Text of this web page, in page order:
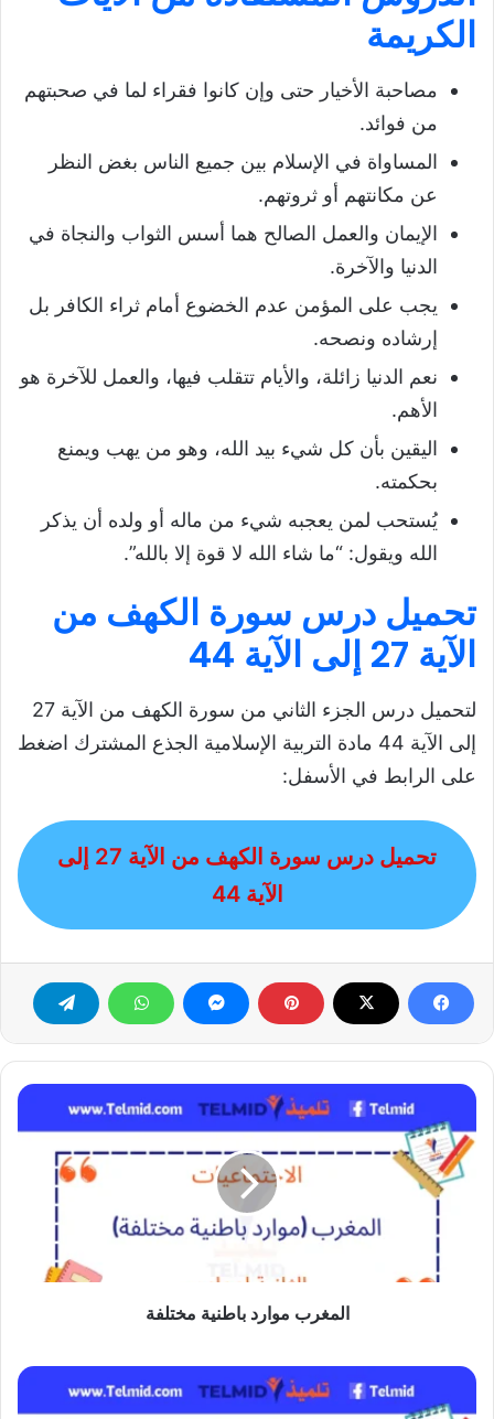
الكريمة
مصاحبة الأخيار حتى وإن كانوا فقراء لما في صحبتهم
من فوائد.
المساواة في الإسلام بين جميع الناس بغض النظر
عن مكانتهم أو ثروتهم.
الإيمان والعمل الصالح هما أسس الثواب والنجاة في
الدنيا والآخرة.
يجب على المؤمن عدم الخضوع أمام ثراء الكافر بل
إرشاده ونصحه.
نعم الدنيا زائلة، والأيام تتقلب فيها، والعمل للآخرة هو
الأهم.
اليقين بأن كل شيء بيد الله، وهو من يهب ويمنع
بحكمته.
يُستحب لمن يعجبه شيء من ماله أو ولده أن يذكر
الله ويقول: “ما شاء الله لا قوة إلا بالله”.
تحميل درس سورة الكهف من
الآية 27 إلى الآية 44
لتحميل درس الجزء الثاني من سورة الكهف من الآية 27
إلى الآية 44 مادة التربية الإسلامية الجذع المشترك اضغط
على الرابط في الأسفل:
تحميل درس سورة الكهف من الآية 27 إلى
الآية 44
المغرب
موارد
باطنية
مختلفة
المغرب موارد باطنية مختلفة
النص
الحواري